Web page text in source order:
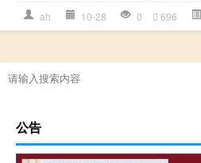
ah 10-28 0 696
公告